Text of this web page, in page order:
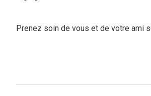
Prenez soin de vous et de votre ami